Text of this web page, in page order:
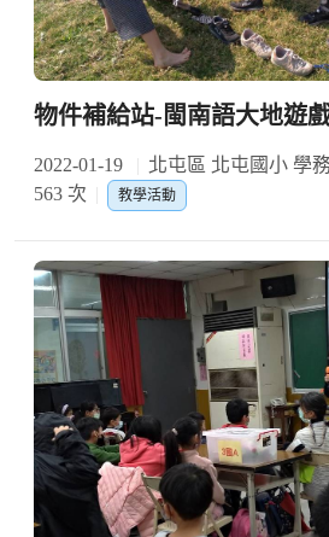
物件補給站-閩南語大地遊
2022-01-19 北屯區 北屯國小 學
563 次
教學活動